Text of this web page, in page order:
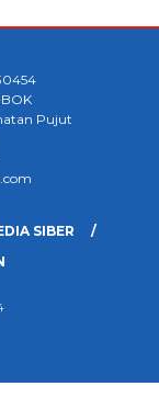
Pujut
SIBER